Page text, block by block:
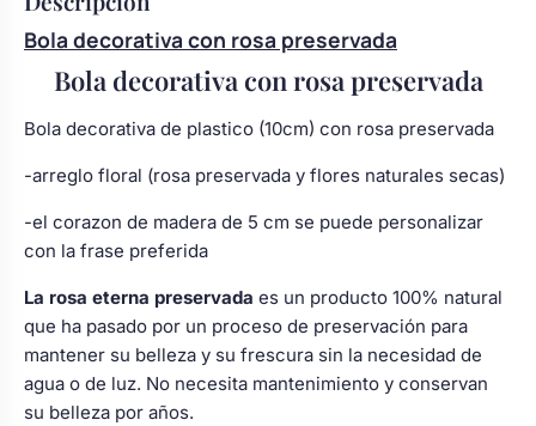
bebé boda
Bola decorativa con rosa preservada
Bola decorativa con rosa preservada
Bola decorativa de plastico (10cm) con rosa preservada
-arreglo floral (rosa preservada y flores naturales secas)
-el corazon de madera de 5 cm se puede personalizar
con la frase preferida
La rosa eterna preservada es un producto 100% natural
que ha pasado por un proceso de preservación para
mantener su belleza y su frescura sin la necesidad de
agua o de luz. No necesita mantenimiento y conservan
su belleza por años.